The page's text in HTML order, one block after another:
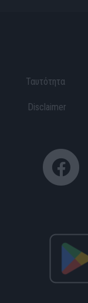
Ταυτότητα
Disclaimer